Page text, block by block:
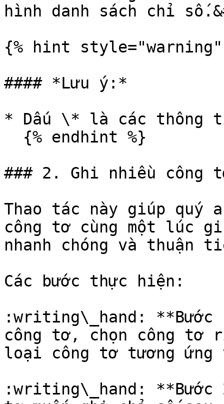
hình danh sách chỉ
{% hint style="warning"
#### *Lưu ý:*
* Dấu \* là các thông
### 2. Ghi nhiều công
Thao tác này giúp quý
công tơ cùng một lúc
nhanh chóng và thuận
Các bước thực hiện:
:writing\_hand:
công tơ, chọn công tơ
loại công tơ tương
:writing\_hand: **Bước